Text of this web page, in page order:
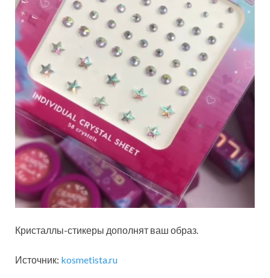
Кристаллы-стикеры дополнят ваш образ.
Источник: kosmetista.ru